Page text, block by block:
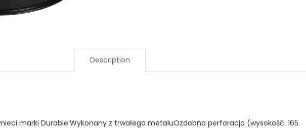
Description
marki Durable.Wykonany z trwałego metaluOzdobna perforacja (wysokość: 165